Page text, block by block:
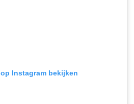
Instagram bekijken